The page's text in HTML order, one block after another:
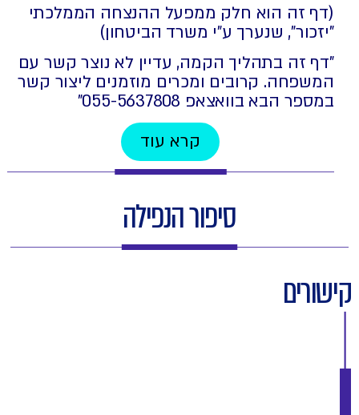
(דף זה הוא חלק ממפעל ההנצחה הממלכתי
"יזכור", שנערך ע"י משרד הביטחון)
"דף זה בתהליך הקמה, עדיין לא נוצר קשר עם
המשפחה. קרובים ומכרים מוזמנים ליצור קשר
במספר הבא בוואצאפ 055-5637808⁩"
קרא עוד
סיפור הנפילה
קישורים